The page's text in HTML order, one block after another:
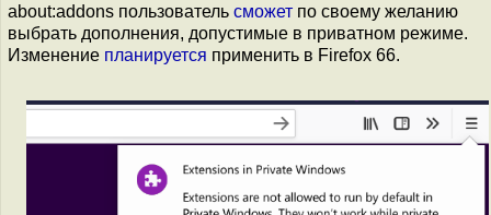
about:addons пользователь сможет по своему желанию
выбрать дополнения, допустимые в приватном режиме.
Изменение планируется применить в Firefox 66.